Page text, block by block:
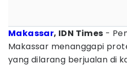
Makassar, IDN Times -
Makassar menanggapi
yang dilarang berjualan di